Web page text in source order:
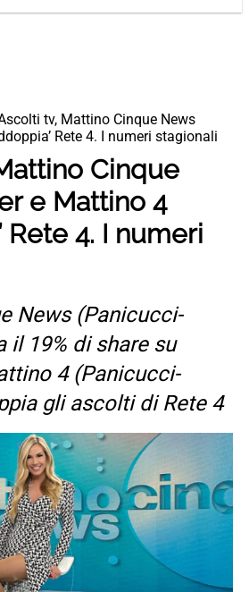
tv, Mattino Cinque News
Rete 4. I numeri stagionali
Cinque
e Mattino 4
Rete 4. I numeri
News (Panicucci-
il 19% di share su
4 (Panicucci-
gli ascolti di Rete 4